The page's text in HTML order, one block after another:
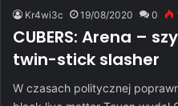
Kr4wi3c 19/08/2020 0
CUBERS: Arena –
twin-stick slasher
W czasach politycznej